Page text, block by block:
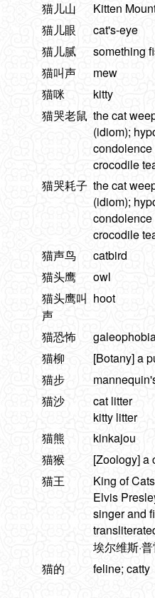
猫儿山
Kitten
猫儿眼
cat's-eye
猫儿腻
something
猫叫声
mew
猫咪
kitty
猫哭老鼠 the cat
(idiom);
condolence
crocodile
猫哭耗子 the cat
(idiom);
condolence
crocodile
猫声鸟
catbird
猫头鹰
owl
猫头鹰叫
声
hoot
猫恐怖
猫柳
[Botany] a
猫步
猫沙
cat litter
kitty litter
猫熊
kinkajou
猫猴
[Zoology] a
猫王
King of Cats
Elvis
singer and
埃尔维斯·
猫的
feline; catty